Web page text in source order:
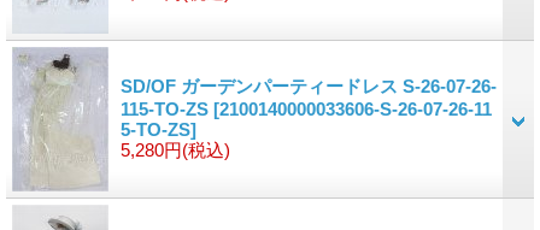
SD/OF ガーデンパーティードレス S-26-07-26-
115-TO-ZS [2100140000033606-S-26-07-26-11
5-TO-ZS]
5,280円(税込)